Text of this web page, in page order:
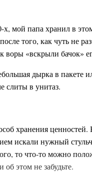
х, мой папа хранил в
того, как чуть не
воры «вскрыли бачок»
дырка в пакете
слиты в унитаз.
хранения
искали нужный
то что-то можно
этом не забудьте.